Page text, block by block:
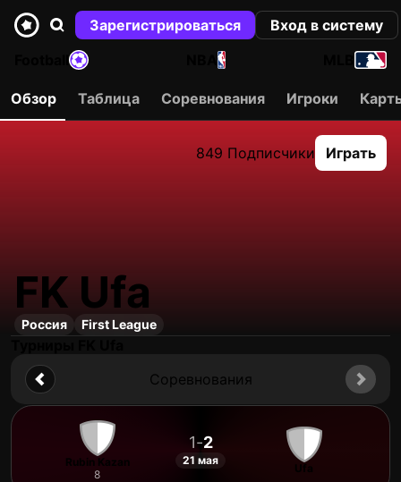
Зарегистрироваться
Вход в систему
NBA
Обзор Таблица Соревнования Игроки
849 Подписчики Играть
FK Ufa
Россия First League
Соревнования
Rubin Kazan
8
1-2
21 мая
Ufa